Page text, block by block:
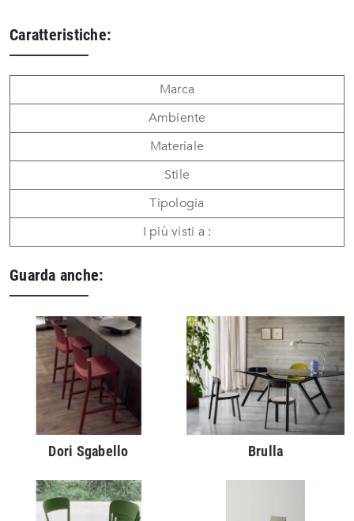
Caratteristiche:
Marca
Ambiente
Materiale
Stile
Tipologia
I più visti a :
Guarda anche:
Dori Sgabello Brulla